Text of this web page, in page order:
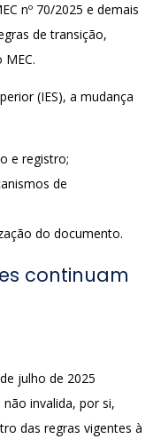
nº 70/2025 e demais
de transição,
(IES), a mudança
e registro;
de
do documento.
continuam
julho de 2025
invalida, por si,
das regras vigentes à